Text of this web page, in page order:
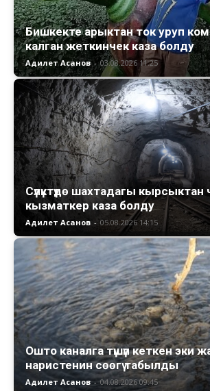
Бишкекте арыктан ток уруп
калган жеткинчек каза болду
Адилет Асанов - 03.08.2026 11:25
Сүлүктүдө шахтадагы кырсыктан
кызматкер каза болду
Адилет Асанов - 05.08.2026 14:15
Ошто каналга түшүп кеткен эки
наристенин сөөгү табылды
Адилет Асанов - 04.08.2026 09:45